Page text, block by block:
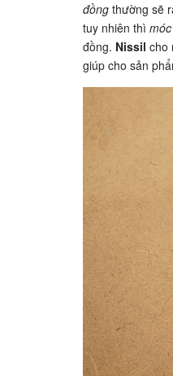
đồng thường sẽ
tuy nhiên thì
đồng. Nissil cho
giúp cho sản